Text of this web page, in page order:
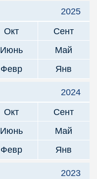
2025
Окт
Сент
Июнь
Май
Февр Янв
2024
Окт
Сент
Июнь
Май
Февр Янв
2023